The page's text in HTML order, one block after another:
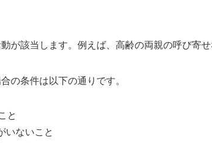
が該当します。例えば、高齢の両親の呼び寄せ
の条件は以下の通りです。
と
いないこと